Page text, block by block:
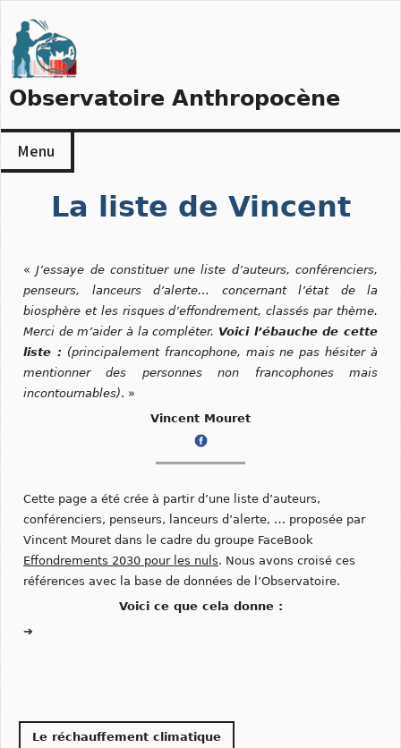
to
content
Observatoire Anthropocène
Menu
La liste de Vincent
«J’essaye de constituer une liste d’auteurs, conférenciers,
penseurs, lanceurs d’alerte… concernant l’état de la
biosphère et les risques d’effondrement, classés par thème.
Merci de m’aider à la compléter. Voici l’ébauche de cette
liste : (principalement francophone, mais ne pas hésiter à
mentionner des personnes non francophones mais
incontournables). »
Vincent Mouret
Cette page a été crée à partir d’une liste d’auteurs,
conférenciers, penseurs, lanceurs d’alerte, … proposée par
Vincent Mouret dans le cadre du groupe FaceBook
Effondrements 2030 pour les nuls. Nous avons croisé ces
références avec la base de données de l’Observatoire.
Voici ce que cela donne :
➔
Le réchauffement climatique